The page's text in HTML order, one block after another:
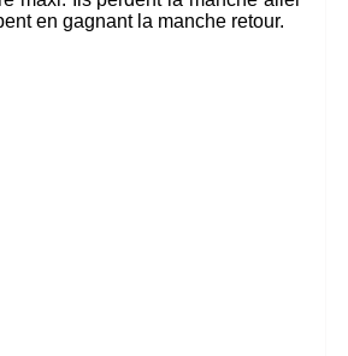
en gagnant la manche retour.